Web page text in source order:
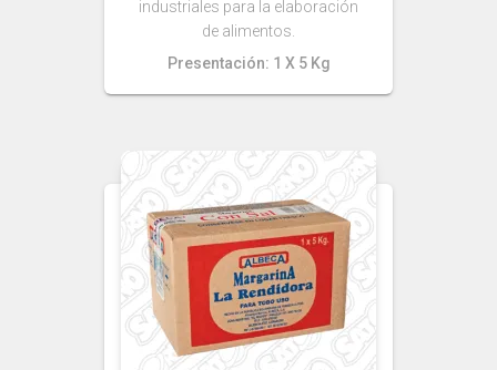
industriales para la elaboración
de alimentos.
Presentación: 1 X 5 Kg